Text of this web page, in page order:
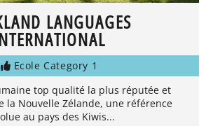
LANGUAGES
Ecole Category 1
top qualité la plus réputée et
la Nouvelle Zélande, une référence
au pays des Kiwis...